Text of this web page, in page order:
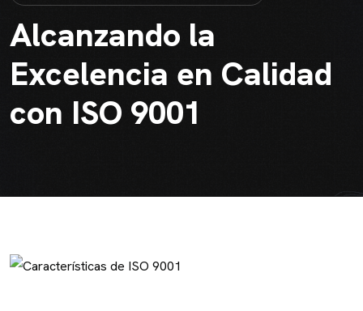
Alcanzando la
Excelencia en Calidad
con ISO 9001